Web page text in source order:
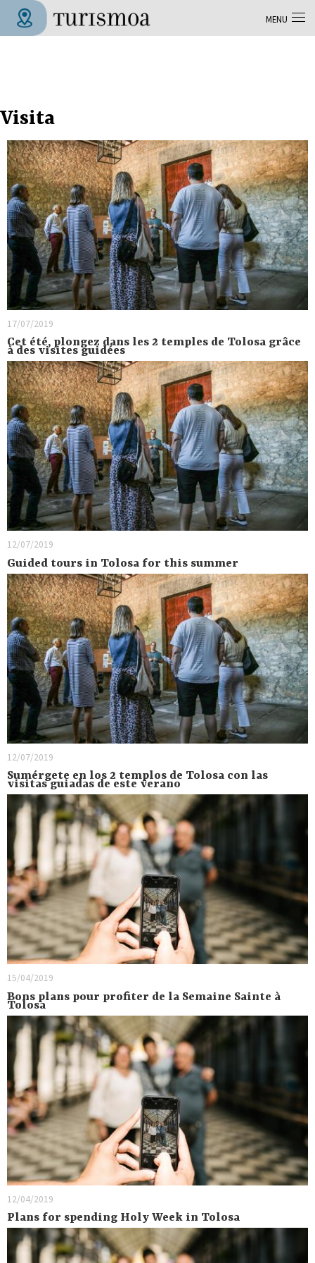
Aller au contenu principal
Visita
17/07/2019
Cet été, plongez dans les 2 temples de Tolosa grâce
à des visites guidées
12/07/2019
Guided tours in Tolosa for this summer
12/07/2019
Sumérgete en los 2 templos de Tolosa con las
visitas guiadas de este verano
15/04/2019
Bons plans pour profiter de la Semaine Sainte à
Tolosa
12/04/2019
Plans for spending Holy Week in Tolosa
MENU